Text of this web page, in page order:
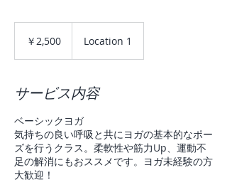
￥2,500 Location 1
サービス内容
ベーシックヨガ
気持ちの良い呼吸と共にヨガの基本的なポー
ズを行うクラス。柔軟性や筋力Up、運動不
足の解消にもおススメです。ヨガ未経験の方
大歓迎！